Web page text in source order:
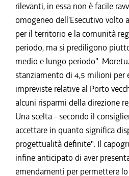
rilevanti, in essa non è facile
omogeneo dell'Esecutivo volto
per il territorio e la comunità
periodo, ma si prediligono
medio e lungo periodo".
stanziamento di 4,5 milioni per
impreviste relative al Porto
alcuni risparmi della direzione
Una scelta - secondo il
accettare in quanto significa
progettualità definite". Il
infine anticipato di aver
emendamenti per permettere